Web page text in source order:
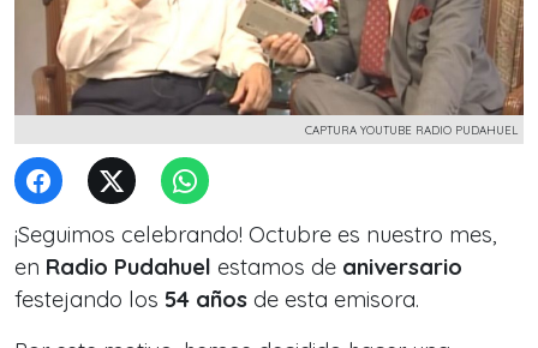
CAPTURA YOUTUBE RADIO PUDAHUEL
¡Seguimos celebrando! Octubre es nuestro mes,
en Radio Pudahuel estamos de aniversario
festejando los 54 años de esta emisora.